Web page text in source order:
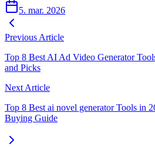
5. mar. 2026
Previous Article
Top 8 Best AI Ad Video Generator
and Picks
Next Article
Top 8 Best ai novel generator Tools in
Buying Guide